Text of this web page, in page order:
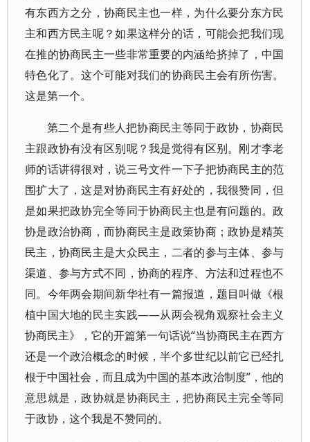
有东西方之分，协商民主也一样，为什么要分东方民
主和西方民主呢？如果这样分的话，可能会把我们现
在推的协商民主一些非常重要的内涵给挤掉了，中国
特色化了。这个可能对我们的协商民主会有所伤害。
这是第一个。
第二个是有些人把协商民主等同于政协，协商民
主跟政协有没有区别呢？我是觉得有区别。刚才李老
师的话讲得很对，说三号文件一下子把协商民主的范
围扩大了，这是对协商民主有好处的，我很赞同，但
是如果把政协完全等同于协商民主也是有问题的。政
协是政治协商，而协商民主是政策协商；政协是精英
民主，协商民主是大众民主，二者的参与主体、参与
渠道、参与方式不同，协商的程序、方法和过程也不
同。今年两会期间新华社有一篇报道，题目叫做《根
植中国大地的民主实践——从两会视角观察社会主义
协商民主》，它的开篇第一句话说“当协商民主在西方
还是一个政治概念的时候，半个多世纪以前它已经扎
根于中国社会，而且成为中国的基本政治制度”，他的
意思就是，政协就是协商民主，把协商民主完全等同
于政协，这个我是不赞同的。